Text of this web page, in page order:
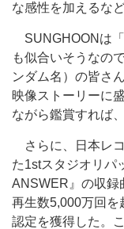
な感性を加えるな
SUNGHOONは「
も似合いそうなの
ンダム名）の皆さ
映像ストーリーに
ながら鑑賞すれば
さらに、日本レ
た1stスタジオリパ
ANSWER』の収録
再生数5,000万回を
認定を獲得した。